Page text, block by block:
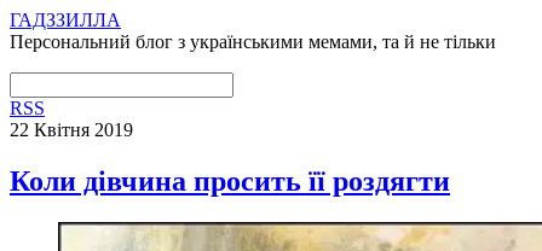
ГАДЗЗИЛЛА
Персональний блог з українськими мемами, та й не тільки
RSS
22 Квітня 2019
Коли дівчина просить її роздягти